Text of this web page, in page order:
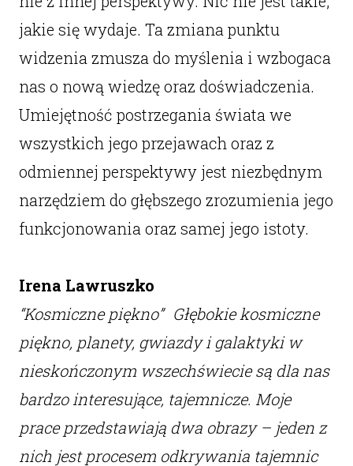
jakie się wydaje. Ta zmiana punktu
widzenia zmusza do myślenia i wzbogaca
nas o nową wiedzę oraz doświadczenia.
Umiejętność postrzegania świata we
wszystkich jego przejawach oraz z
odmiennej perspektywy jest niezbędnym
narzędziem do głębszego zrozumienia jego
funkcjonowania oraz samej jego istoty.
Irena Lawruszko
“Kosmiczne piękno” Głębokie kosmiczne
piękno, planety, gwiazdy i galaktyki w
nieskończonym wszechświecie są dla nas
bardzo interesujące, tajemnicze. Moje
prace przedstawiają dwa obrazy – jeden z
nich jest procesem odkrywania tajemnic